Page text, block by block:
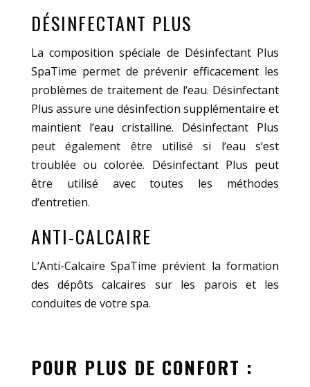
DÉSINFECTANT PLUS
La composition spéciale de Désinfectant Plus
SpaTime permet de prévenir efficacement les
problèmes de traitement de l‘eau. Désinfectant
Plus assure une désinfection supplémentaire et
maintient l‘eau cristalline. Désinfectant Plus
peut également être utilisé si l‘eau s‘est
troublée ou colorée. Désinfectant Plus peut
être utilisé avec toutes les méthodes
d‘entretien.
ANTI-CALCAIRE
L‘Anti-Calcaire SpaTime prévient la formation
des dépôts calcaires sur les parois et les
conduites de votre spa.
POUR PLUS DE CONFORT :